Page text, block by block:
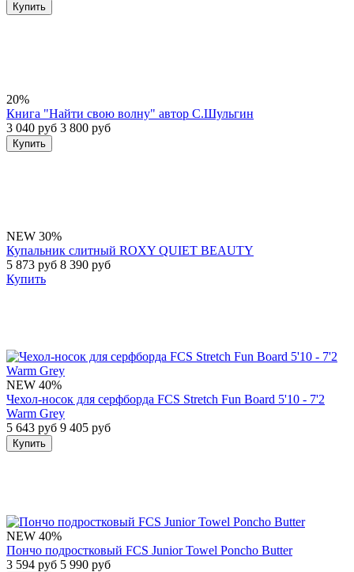
Купить
20%
Книга "Найти свою волну" автор С.Шульгин
3 040 руб 3 800 руб
Купить
NEW 30%
Купальник слитный ROXY QUIET BEAUTY
5 873 руб 8 390 руб
Купить
NEW 40%
Чехол-носок для серфборда FCS Stretch Fun Board 5'10 - 7'2
Warm Grey
5 643 руб 9 405 руб
Купить
NEW 40%
Пончо подростковый FCS Junior Towel Poncho Butter
3 594 руб 5 990 руб